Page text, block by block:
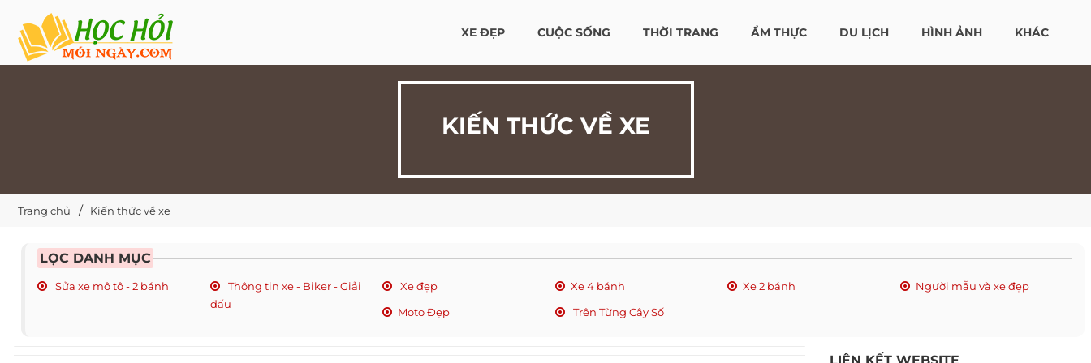
XE ĐẸP CUỘC SỐNG THỜI TRANG ẨM THỰC DU LỊCH HÌNH ẢNH KHÁC
KIẾN THỨC VỀ XE
Trang chủ Kiến thức về xe
LỌC DANH MỤC
Sửa xe mô tô - 2 bánh
Thông tin xe - Biker - Giải
đấu
Xe đẹp Xe 4 bánh Xe 2 bánh
Người mẫu và xe đẹp
Moto Đẹp
Trên Từng Cây Số